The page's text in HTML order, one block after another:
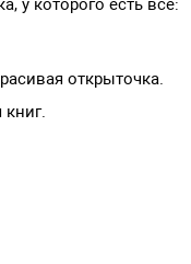
у которого есть все:
открыточка.